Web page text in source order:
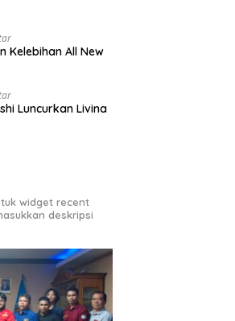
Kelebihan All New
Luncurkan Livina
widget recent
deskripsi